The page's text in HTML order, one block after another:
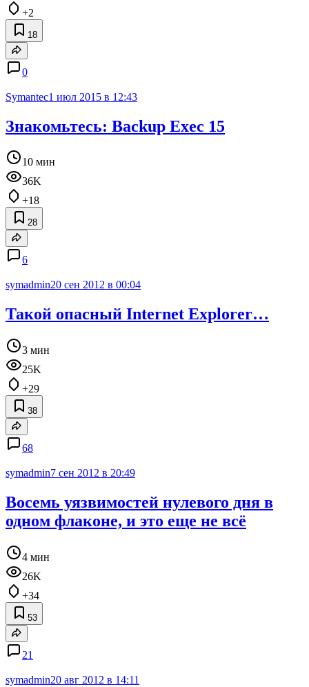
+2
18
0
Symantec1 июл 2015 в 12:43
Знакомьтесь: Backup Exec 15
10 мин
36K
+18
28
6
symadmin20 сен 2012 в 00:04
Такой опасный Internet Explorer…
3 мин
25K
+29
38
68
symadmin7 сен 2012 в 20:49
Восемь уязвимостей нулевого дня в
одном флаконе, и это еще не всё
4 мин
26K
+34
53
21
symadmin20 авг 2012 в 14:11